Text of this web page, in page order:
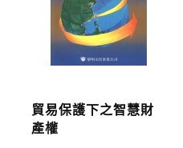
貿易保護下之智慧財
產權